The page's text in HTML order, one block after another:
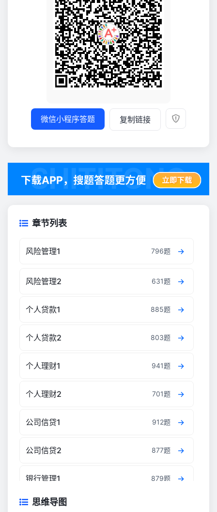
微信小程序答题 复制链接
章节列表
风险管理1 796题
风险管理2 631题
个人贷款1 885题
个人贷款2 803题
个人理财1 941题
个人理财2 701题
公司信贷1 912题
公司信贷2 877题
银行管理1 879题
银行管理2
思维导图